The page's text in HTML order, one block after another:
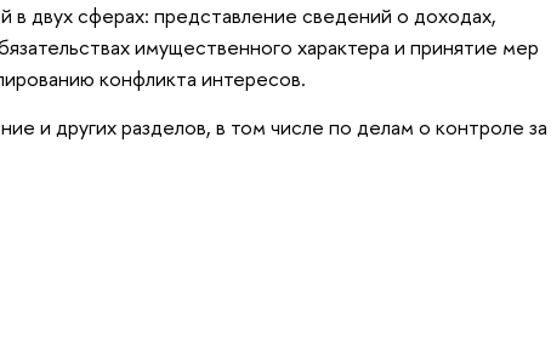
в двух сферах: представление сведений о доходах,
имущественного характера и принятие мер
конфликта интересов.
и других разделов, в том числе по делам о контроле за